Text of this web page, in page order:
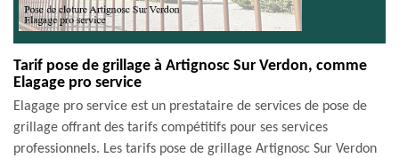
Tarif pose de grillage à Artignosc Sur Verdon, comme
Elagage pro service
Elagage pro service est un prestataire de services de pose de
grillage offrant des tarifs compétitifs pour ses services
professionnels. Les tarifs pose de grillage Artignosc Sur Verdon